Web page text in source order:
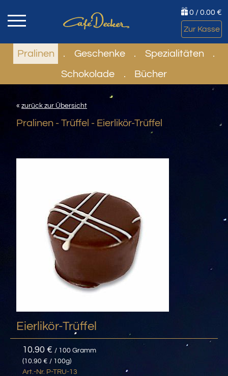
0 / 0.00 €
Zur Kasse
Pralinen . Geschenke . Spezialitäten
.
Schokolade
. Bücher
« zurück zur Übersicht
Pralinen - Trüffel - Eierlikör-Trüffel
Eierlikör-Trüffel
10.90 € / 100 Gramm
(10.90 € / 100g)
Art.-Nr. P-TRU-13